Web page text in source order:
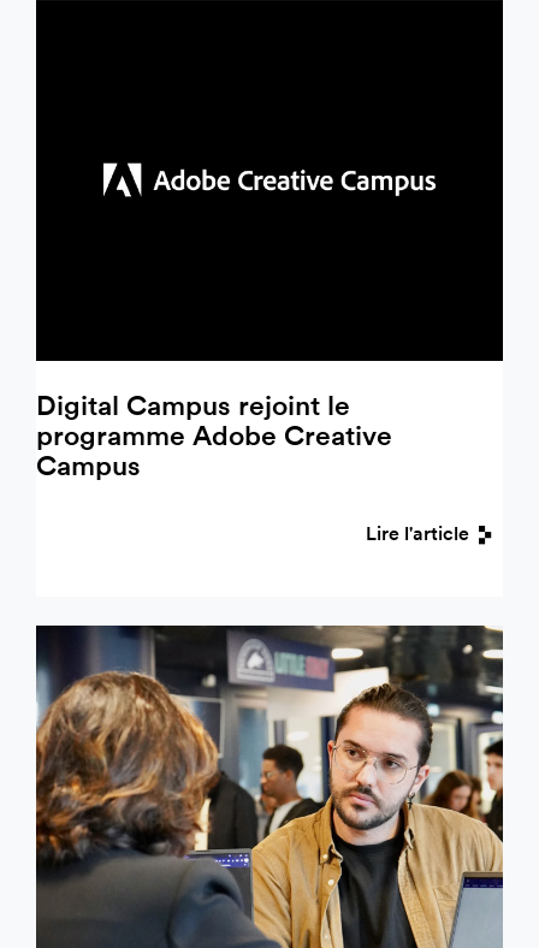
Digital Campus rejoint le
programme Adobe Creative
Campus
Lire l'article